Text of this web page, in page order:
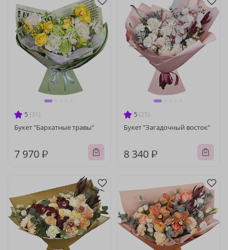
5 (31)
Букет "Бархатные травы"
7 970 ₽
5 (25)
Букет "Загадочный восток"
8 340 ₽